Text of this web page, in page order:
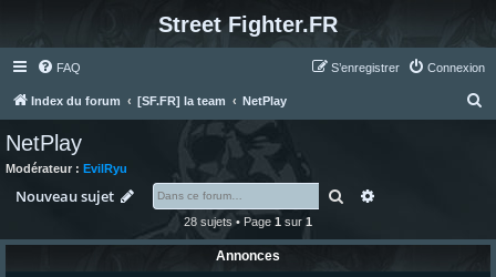
Street Fighter.FR
FAQ Connexion
S’enregistrer
Index du forum [SF.FR] la team NetPlay
NetPlay
Modérateur : EvilRyu
Nouveau sujet Rechercher
28 sujets • Page 1 sur 1
Annonces